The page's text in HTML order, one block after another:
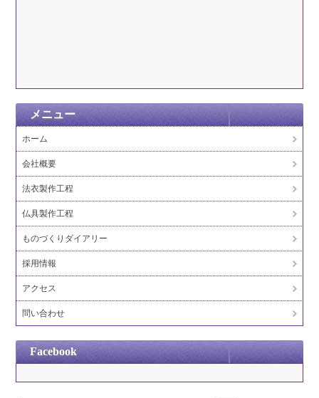
メニュー
ホーム
会社概要
法衣製作工程
仏具製作工程
ものづくりダイアリー
採用情報
アクセス
問い合わせ
Facebook